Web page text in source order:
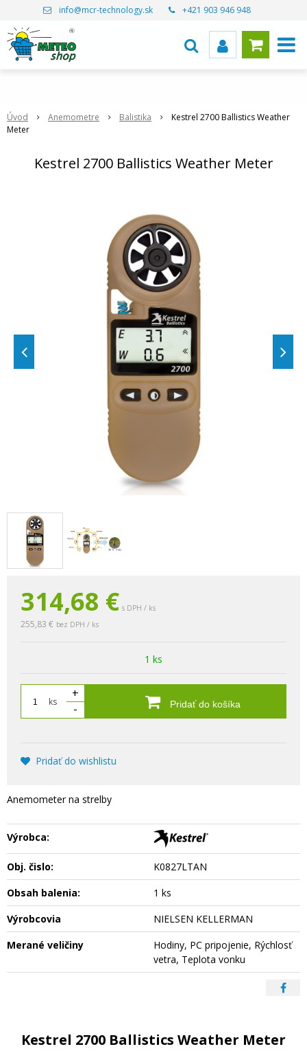
info@mcr-technology.sk +421 903 946 948
Úvod Anemometre Balistika
Kestrel 2700 Ballistics Weather
Meter
Kestrel 2700 Ballistics Weather Meter
314,68 € s DPH / ks
255,83 € bez DPH / ks
1 ks
ks
+
-
Pridať do košíka
Pridať do wishlistu
Anemometer na strelby
Výrobca:
Obj. čislo:
K0827LTAN
Obsah balenia:
1 ks
Výrobcovia
NIELSEN KELLERMAN
Merané veličiny
Hodiny, PC pripojenie, Rýchlosť
vetra, Teplota vonku
Kestrel 2700 Ballistics Weather Meter